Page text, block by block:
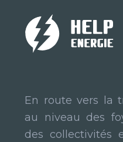
En route vers la
au niveau des
des collectivités